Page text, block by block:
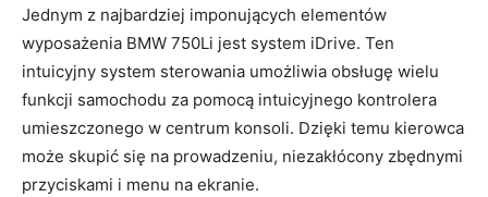
Jednym z najbardziej imponujących ‌elementów ​
wyposażenia BMW⁤ 750Li jest system ⁣iDrive. Ten
intuicyjny system sterowania⁣ umożliwia obsługę wielu
funkcji samochodu za ⁣pomocą⁤ intuicyjnego kontrolera
⁢umieszczonego w centrum konsoli.‍ Dzięki‌ temu kierowca
może skupić ⁣się na prowadzeniu, niezakłócony⁢ zbędnymi
przyciskami i menu‍ na ​ekranie.